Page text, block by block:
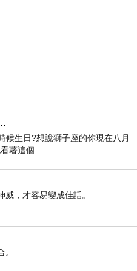
日?想說獅子座的你現在八月
著這個
，才容易變成佳話。